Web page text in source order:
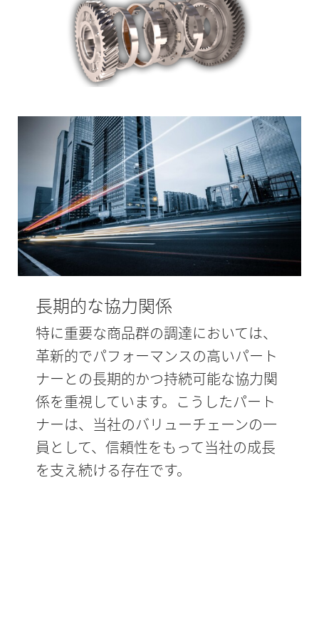
長期的な協力関係
特に重要な商品群の調達においては、
革新的でパフォーマンスの高いパート
ナーとの長期的かつ持続可能な協力関
係を重視しています。こうしたパート
ナーは、当社のバリューチェーンの一
員として、信頼性をもって当社の成長
を支え続ける存在です。